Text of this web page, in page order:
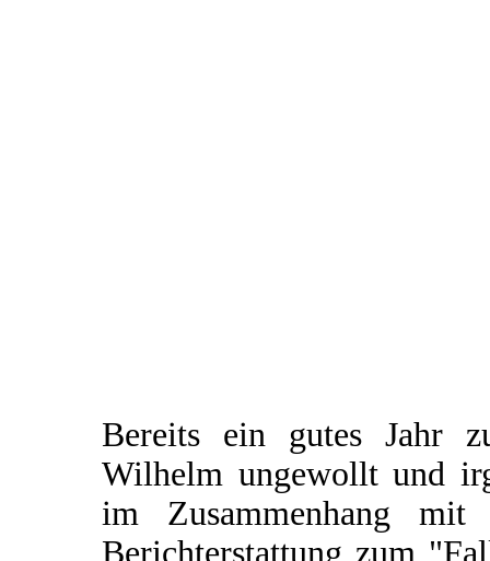
Bereits ein gutes Jahr
Wilhelm ungewollt und
im Zusammenhang mit
Berichterstattung zum